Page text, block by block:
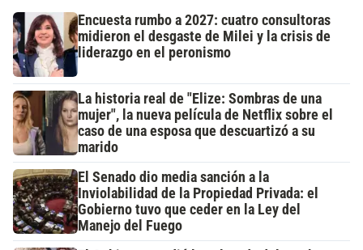
Encuesta rumbo a 2027: cuatro consultoras
midieron el desgaste de Milei y la crisis de
liderazgo en el peronismo
La historia real de "Elize: Sombras de una
mujer", la nueva película de Netflix sobre el
caso de una esposa que descuartizó a su
marido
El Senado dio media sanción a la
Inviolabilidad de la Propiedad Privada: el
Gobierno tuvo que ceder en la Ley del
Manejo del Fuego